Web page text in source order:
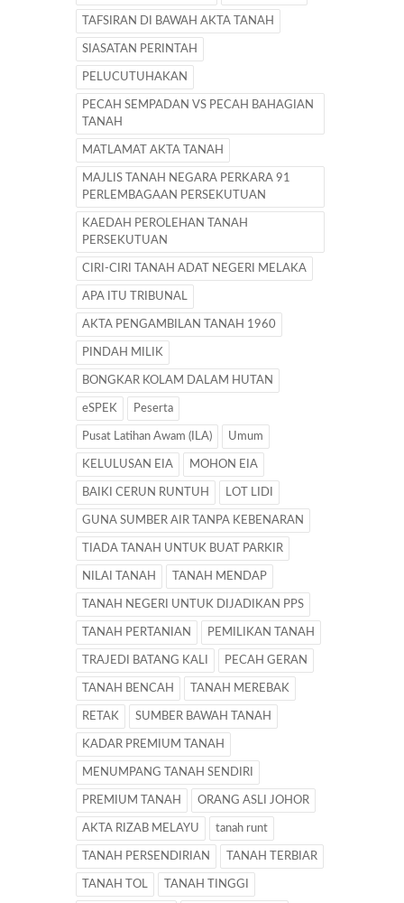
TAFSIRAN DI BAWAH AKTA TANAH
SIASATAN PERINTAH
PELUCUTUHAKAN
PECAH SEMPADAN VS PECAH BAHAGIAN
TANAH
MATLAMAT AKTA TANAH
MAJLIS TANAH NEGARA PERKARA 91
PERLEMBAGAAN PERSEKUTUAN
KAEDAH PEROLEHAN TANAH
PERSEKUTUAN
CIRI-CIRI TANAH ADAT NEGERI MELAKA
APA ITU TRIBUNAL
AKTA PENGAMBILAN TANAH 1960
PINDAH MILIK
BONGKAR KOLAM DALAM HUTAN
eSPEK Peserta
Pusat Latihan Awam (ILA) Umum
KELULUSAN EIA MOHON EIA
BAIKI CERUN RUNTUH LOT LIDI
GUNA SUMBER AIR TANPA KEBENARAN
TIADA TANAH UNTUK BUAT PARKIR
NILAI TANAH TANAH MENDAP
TANAH NEGERI UNTUK DIJADIKAN PPS
TANAH PERTANIAN PEMILIKAN TANAH
TRAJEDI BATANG KALI PECAH GERAN
TANAH BENCAH TANAH MEREBAK
RETAK SUMBER BAWAH TANAH
KADAR PREMIUM TANAH
MENUMPANG TANAH SENDIRI
PREMIUM TANAH ORANG ASLI JOHOR
AKTA RIZAB MELAYU tanah runt
TANAH PERSENDIRIAN TANAH TERBIAR
TANAH TOL TANAH TINGGI